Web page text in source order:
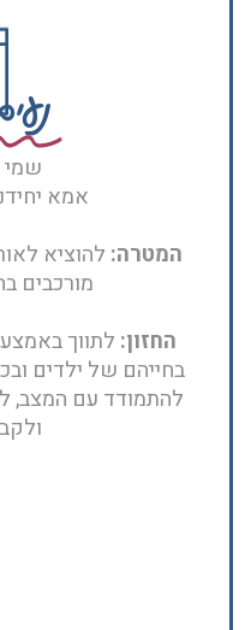
שמי
אמא
המטרה: להוציא
מורכבים
החזון: לתווך
בחייהם של ילדים
להתמודד עם המצב,